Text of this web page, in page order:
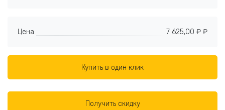
Цена 7 625,00 ₽ ₽
Купить в один клик
Получить скидку